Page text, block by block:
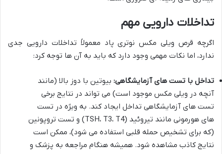
تداخلات دارویی مهم
اگرچه قرص ویلی مکس نوتری پاد معمولاً تداخلات دارویی جدی
ندارد، اما نکات مهمی وجود دارد که باید به آن ها توجه کرد:
تداخل با تست های آزمایشگاهی: بیوتین با دوز بالا (مانند
آنچه در ویلی مکس موجود است) می تواند در نتایج برخی
تست های آزمایشگاهی تداخل ایجاد کند. به ویژه در تست
های هورمونی مانند تیروئید (TSH، T3، T4) و تست تروپونین
(که برای تشخیص حمله قلبی استفاده می شود)، ممکن است
نتایج کاذب مشاهده شود. همیشه هنگام مراجعه به پزشک و